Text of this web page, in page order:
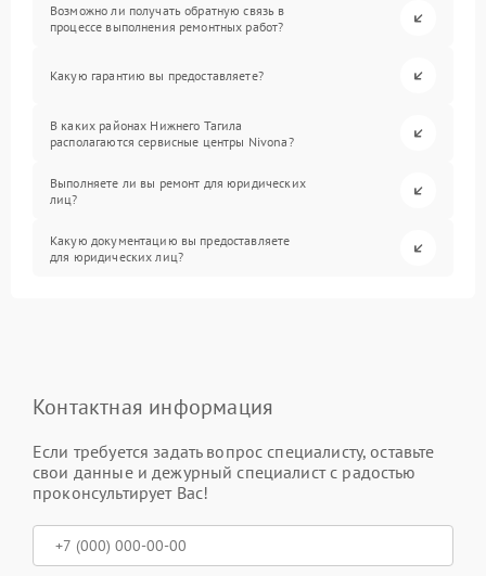
Возможно ли получать обратную связь в
процессе выполнения ремонтных работ?
Какую гарантию вы предоставляете?
В каких районах Нижнего Тагила
располагаются сервисные центры Nivona?
Выполняете ли вы ремонт для юридических
лиц?
Какую документацию вы предоставляете
для юридических лиц?
Контактная информация
Если требуется задать вопрос специалисту, оставьте
свои данные и дежурный специалист с радостью
проконсультирует Вас!